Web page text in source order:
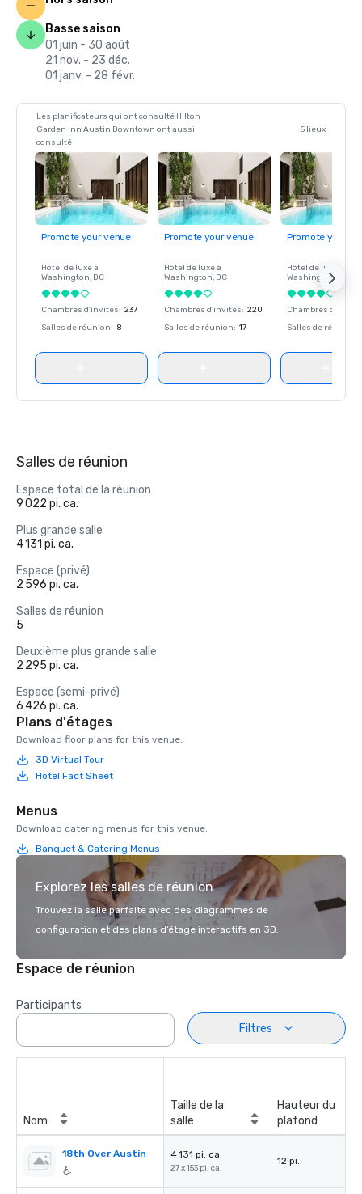
Basse saison
01 juin - 30 août
21 nov. - 23 déc.
01 janv. - 28 févr.
Les planificateurs qui ont consulté Hilton
Garden Inn Austin Downtown ont aussi
consulté
5 lieux
Promote your venue
Hôtel de luxe à
Washington, DC
Chambres d'invités: 237
Salles de réunion: 8
Promote your venue
Hôtel de luxe à
Washington, DC
Chambres d'invités: 220
Salles de réunion: 17
Promote your
Hôtel de luxe à
Washington
Chambres
Salles de réunion
Salles de réunion
Espace total de la réunion
9 022 pi. ca.
Plus grande salle
4 131 pi. ca.
Espace (privé)
2 596 pi. ca.
Salles de réunion
5
Deuxième plus grande salle
2 295 pi. ca.
Espace (semi-privé)
6 426 pi. ca.
Plans d'étages
Download floor plans for this venue.
3D Virtual Tour
Hotel Fact Sheet
Menus
Download catering menus for this venue.
Banquet & Catering Menus
Explorez les salles de réunion
Trouvez la salle parfaite avec des diagrammes de
configuration et des plans d’étage interactifs en 3D.
Espace de réunion
Participants
Filtres
Nom
Taille de la
salle
Hauteur du
plafond
18th Over Austin 4 131 pi. ca.
27 x 153 pi. ca.
12 pi.